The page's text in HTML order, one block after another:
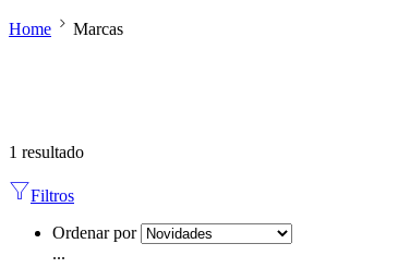
Home Marcas
1 resultado
Filtros
Ordenar por
...